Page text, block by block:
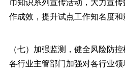
作成效，提升试点工作知名度和
（七）加强监测，健全风险防
各行业主管部门加强对各行业